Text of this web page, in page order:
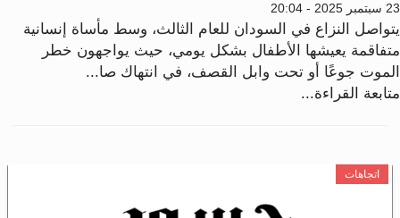
- 20:04
النزاع في السودان للعام الثالث، وسط مأساة إنسانية
يعيشها الأطفال بشكل يومي، حيث يواجهون خطر
جوعًا أو تحت وابل القصف، في انتهاك صا...
القراءة...
اتجاهات